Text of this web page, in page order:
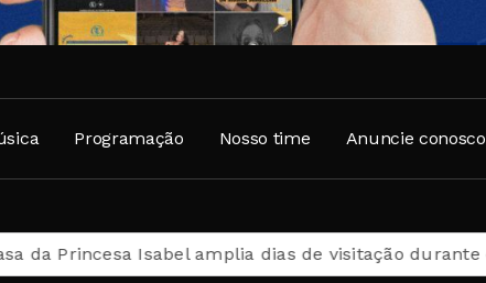
Programação Nosso time Anuncie conosco
amplia dias de visitação durante o mês de julho